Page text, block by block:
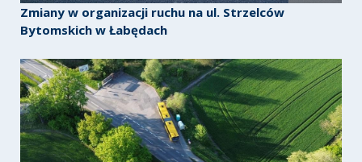
Zmiany w organizacji ruchu na ul. Strzelców
Bytomskich w Łabędach